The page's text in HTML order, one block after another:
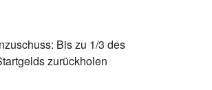
Bis zu 1/3 des
zurückholen